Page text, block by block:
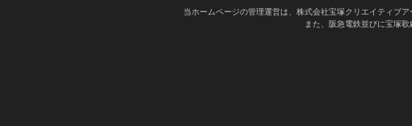
当ホームページの管理運営は、株式会社宝塚クリエイティブ
また、阪急電鉄並びに宝塚